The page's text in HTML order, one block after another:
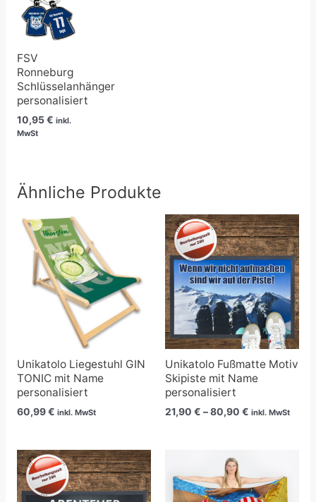
FSV
Ronneburg
Schlüsselanhänger
personalisiert
10,95€ inkl.
MwSt
Ähnliche Produkte
Unikatolo Liegestuhl GIN
TONIC mit Name
personalisiert
60,99€ inkl. MwSt
Unikatolo Fußmatte Motiv
Skipiste mit Name
personalisiert
21,90 € –80,90 €
Preisspanne:
21,90 €
bis
80,90 €
inkl. MwSt
Preisspanne:
21,90 €
bis
80,90 €
bis
39,90 €